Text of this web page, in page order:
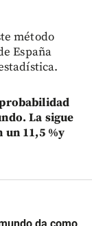
método
España
La sigue
11,5 %y